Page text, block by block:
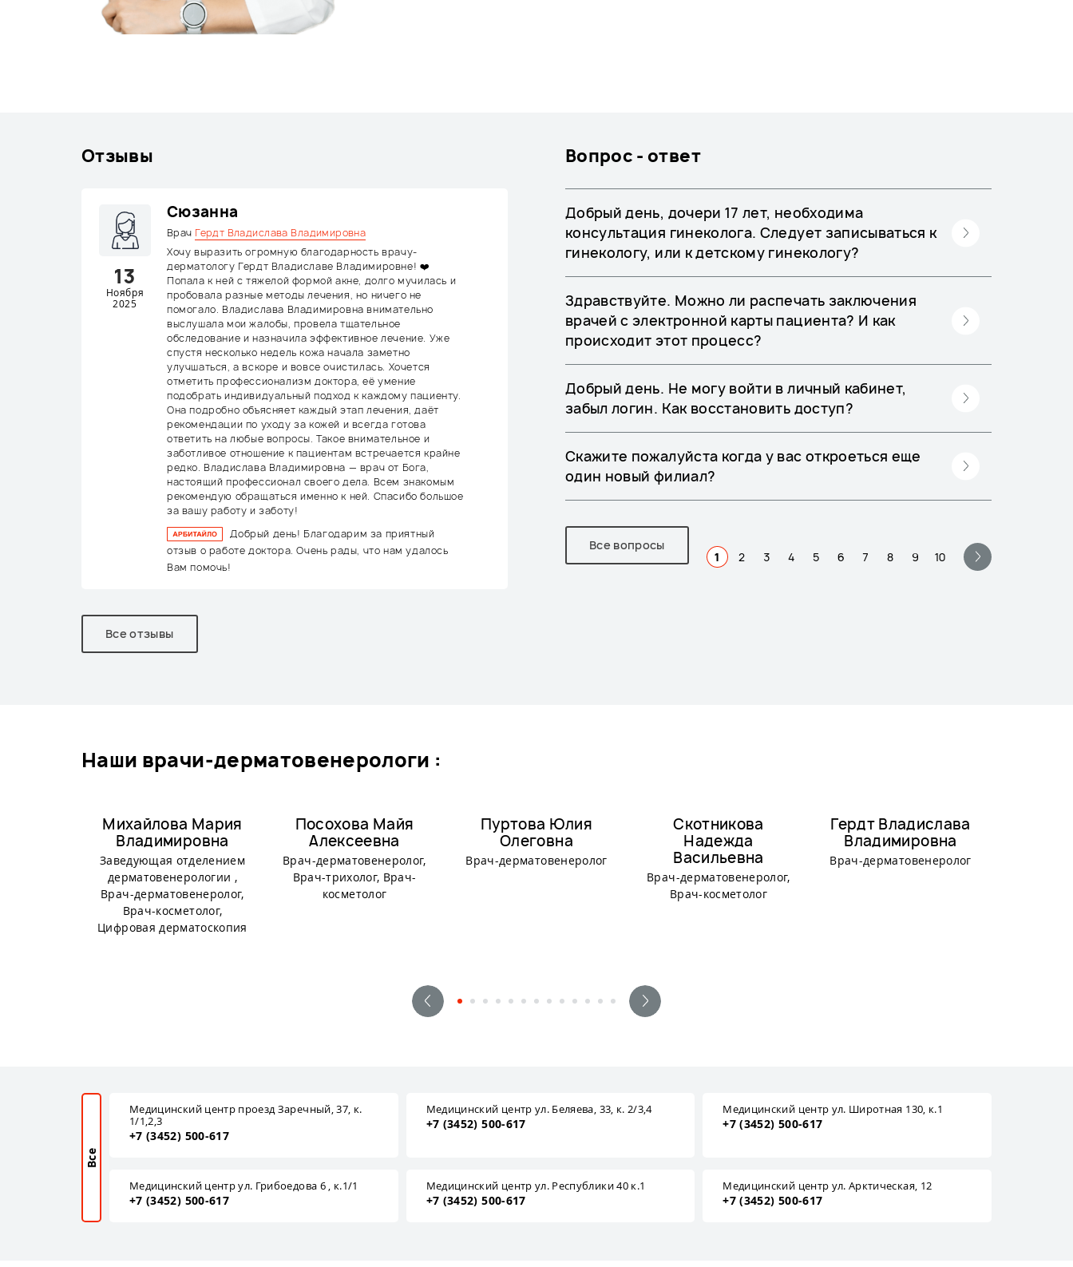
Отзывы
13
Ноября
2025
Сюзанна
Врач Гердт Владислава Владимировна
Хочу выразить огромную благодарность врачу-
дерматологу Гердт Владиславе Владимировне! ❤️
Попала к ней с тяжелой формой акне, долго мучилась и
пробовала разные методы лечения, но ничего не
помогало. Владислава Владимировна внимательно
выслушала мои жалобы, провела тщательное
обследование и назначила эффективное лечение. Уже
спустя несколько недель кожа начала заметно
улучшаться, а вскоре и вовсе очистилась. Хочется
отметить профессионализм доктора, её умение
подобрать индивидуальный подход к каждому пациенту.
Она подробно объясняет каждый этап лечения, даёт
рекомендации по уходу за кожей и всегда готова
ответить на любые вопросы. Такое внимательное и
заботливое отношение к пациентам встречается крайне
редко. Владислава Владимировна — врач от Бога,
настоящий профессионал своего дела. Всем знакомым
рекомендую обращаться именно к ней. Спасибо большое
за вашу работу и заботу!
Добрый день! Благодарим за приятный
отзыв о работе доктора. Очень рады, что нам удалось
Вам помочь!
Все отзывы
Вопрос - ответ
Добрый день, дочери 17 лет, необходима
консультация гинеколога. Следует записываться к
гинекологу, или к детскому гинекологу?
Здравствуйте. Можно ли распечать заключения
врачей с электронной карты пациента? И как
происходит этот процесс?
Добрый день. Не могу войти в личный кабинет,
забыл логин. Как восстановить доступ?
Скажите пожалуйста когда у вас откроеться еще
один новый филиал?
Все вопросы
1 2 3 4 5 6 7 8 9 10
наши врачи-дерматовенерологи :
Михайлова Мария
Владимировна
Заведующая отделением
дерматовенерологии ,
Врач-дерматовенеролог,
Врач-косметолог,
Цифровая дерматоскопия
Посохова Майя
Алексеевна
Врач-дерматовенеролог,
Врач-трихолог, Врач-
косметолог
Пуртова Юлия
Олеговна
Врач-дерматовенеролог
Скотникова
Надежда
Васильевна
Врач-дерматовенеролог,
Врач-косметолог
Гердт Владислава
Владимировна
Врач-дерматовенеролог
Медицинский центр проезд Заречный, 37, к.
1/1,2,3
+7 (3452) 500-617
Медицинский центр ул. Беляева, 33, к. 2/3,4
+7 (3452) 500-617
Медицинский центр ул. Широтная 130, к.1
+7 (3452) 500-617
Медицинский центр ул. Грибоедова 6 , к.1/1
+7 (3452) 500-617
Медицинский центр ул. Республики 40 к.1
+7 (3452) 500-617
Медицинский центр ул. Арктическая, 12
+7 (3452) 500-617
Все